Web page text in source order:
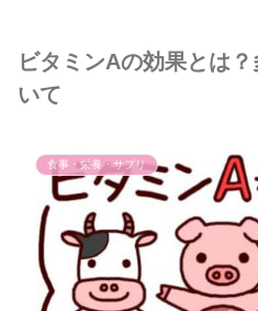
ビタミンAの効果とは
いて
食事・栄養・サプリ